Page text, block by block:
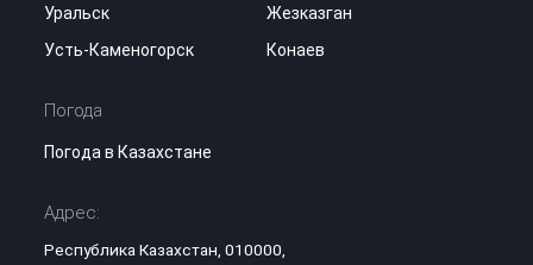
Уральск
Жезказган
Усть-Каменогорск
Конаев
Погода
Погода в Казахстане
Адрес:
Республика Казахстан, 010000,